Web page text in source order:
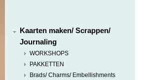
Kaarten maken/ Scrappen/
Journaling
WORKSHOPS
PAKKETTEN
Brads/ Charms/ Embellishments